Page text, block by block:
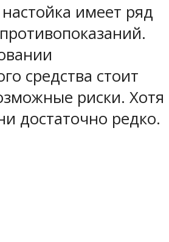
имеет ряд
средства стоит
риски. Хотя
достаточно редко.